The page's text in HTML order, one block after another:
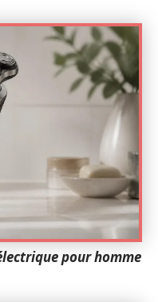
pour homme